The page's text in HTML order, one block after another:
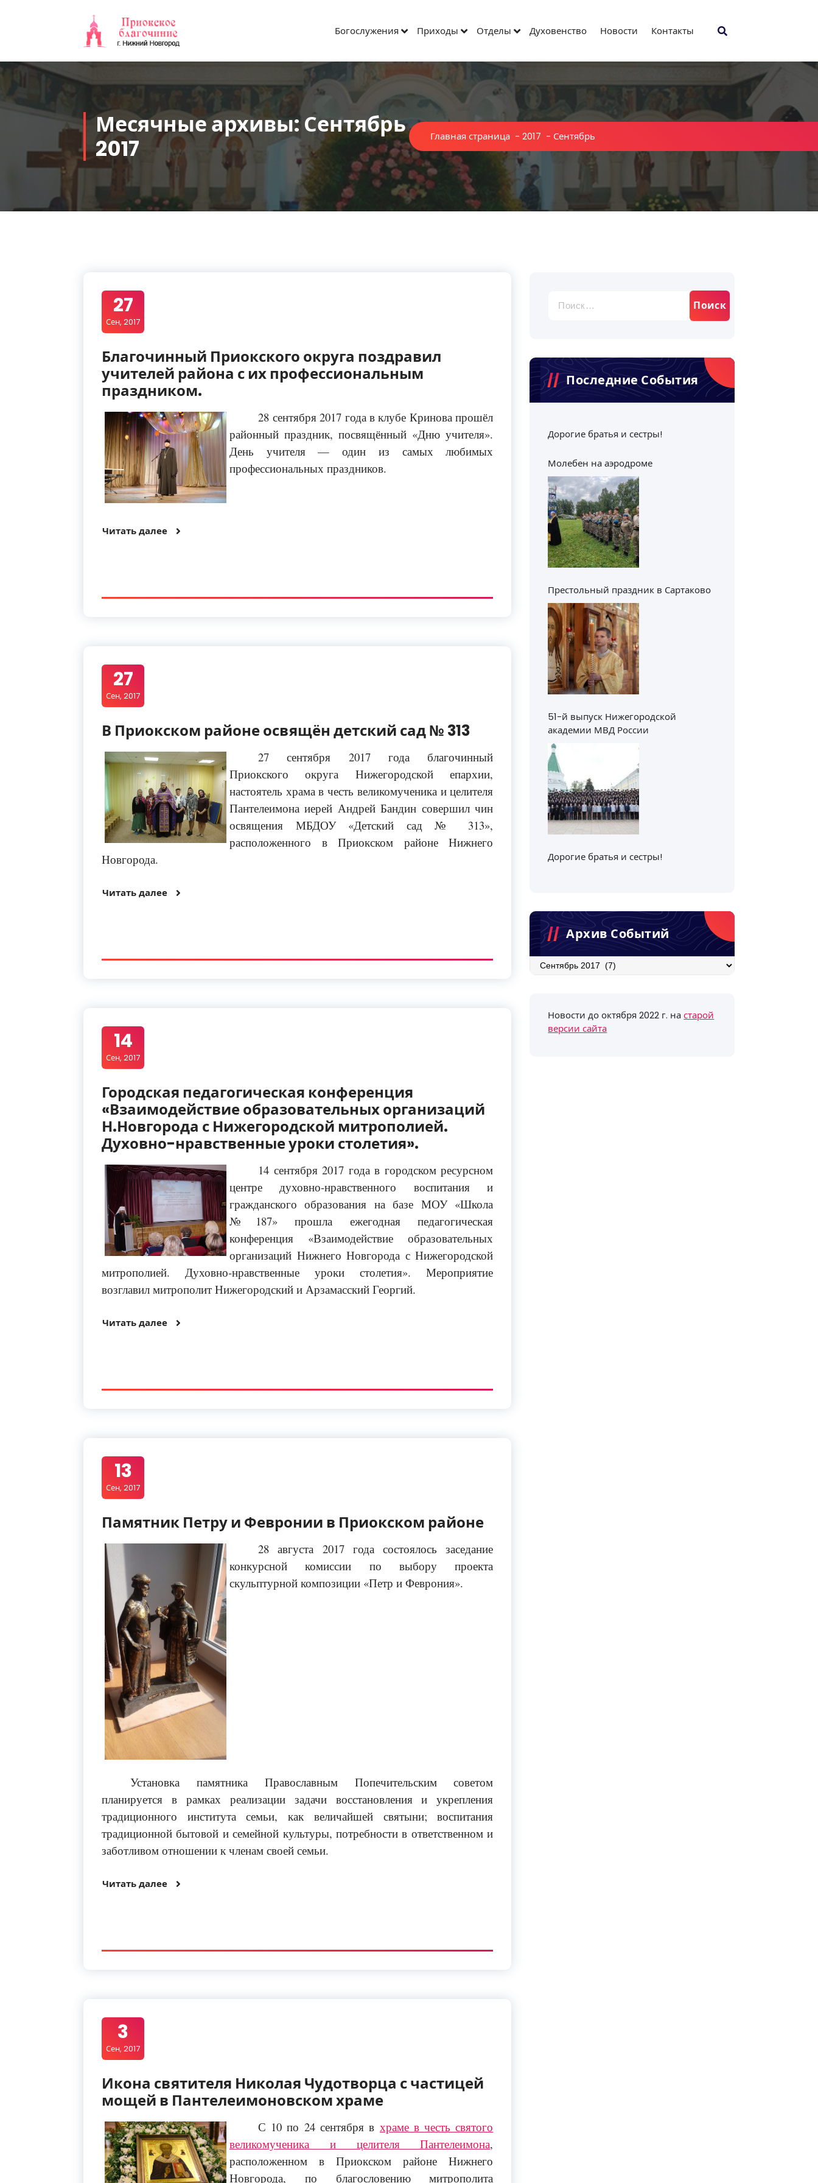
Богослужения Приходы Отделы Духовенство Новости Контакты
Месячные архивы: Сентябрь
2017
Главная страница - 2017 - Сентябрь
27
Сен, 2017
Благочинный Приокского округа поздравил
учителей района с их профессиональным
праздником.
28 сентября 2017 года в клубе Кринова прошёл
районный праздник, посвящённый «Дню учителя».
День учителя — один из самых любимых
профессиональных праздников.
Читать далее
27
Сен, 2017
В Приокском районе освящён детский сад № 313
27 сентября 2017 года благочинный
Приокского округа Нижегородской епархии,
настоятель храма в честь великомученика и целителя
Пантелеимона иерей Андрей Бандин совершил чин
освящения МБДОУ «Детский сад № 313»,
расположенного в Приокском районе Нижнего
Новгорода.
Читать далее
14
Сен, 2017
Городская педагогическая конференция
«Взаимодействие образовательных организаций
Н.Новгорода с Нижегородской митрополией.
Духовно-нравственные уроки столетия».
14 сентября 2017 года в городском ресурсном
центре духовно-нравственного воспитания и
гражданского образования на базе МОУ «Школа
№187» прошла ежегодная педагогическая
конференция «Взаимодействие образовательных
организаций Нижнего Новгорода с Нижегородской
митрополией. Духовно-нравственные уроки столетия». Мероприятие
возглавил митрополит Нижегородский и Арзамасский Георгий.
Читать далее
13
Сен, 2017
Памятник Петру и Февронии в Приокском районе
28 августа 2017 года состоялось заседание
конкурсной комиссии по выбору проекта
скульптурной композиции «Петр и Феврония».
Установка памятника Православным Попечительским советом
планируется в рамках реализации задачи восстановления и укрепления
традиционного института семьи, как величайшей святыни; воспитания
традиционной бытовой и семейной культуры, потребности в ответственном и
заботливом отношении к членам своей семьи.
Читать далее
3
Сен, 2017
Икона святителя Николая Чудотворца с частицей
мощей в Пантелеимоновском храме
С 10 по 24 сентября в храме в честь святого
великомученика и целителя Пантелеимона,
расположенном в Приокском районе Нижнего
Новгорода, по благословению митрополита
Последние События
Дорогие братья и сестры!
Молебен на аэродроме
Престольный праздник в Сартаково
51-й выпуск Нижегородской
академии МВД России
Дорогие братья и сестры!
Архив Событий
Архив
Новости до октября 2022 г. настарой
версии сайта